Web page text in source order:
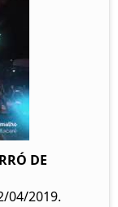
DE
04/2019.